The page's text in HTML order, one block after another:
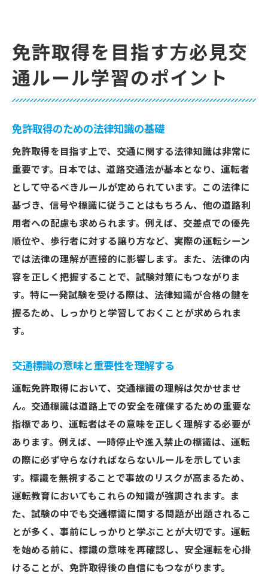
免許取得を目指す方必見交
通ルール学習のポイント
免許取得のための法律知識の基礎
免許取得を目指す上で、交通に関する法律知識は非常に
重要です。日本では、道路交通法が基本となり、運転者
として守るべきルールが定められています。この法律に
基づき、信号や標識に従うことはもちろん、他の道路利
用者への配慮も求められます。例えば、交差点での優先
順位や、歩行者に対する譲り方など、実際の運転シーン
では法律の理解が直接的に影響します。また、法律の内
容を正しく把握することで、試験対策にもつながりま
す。特に一発試験を受ける際は、法律知識が合格の鍵を
握るため、しっかりと学習しておくことが求められま
す。
交通標識の意味と重要性を理解する
運転免許取得において、交通標識の理解は欠かせませ
ん。交通標識は道路上での安全を確保するための重要な
指標であり、運転者はその意味を正しく理解する必要が
あります。例えば、一時停止や進入禁止の標識は、運転
の際に必ず守らなければならないルールを示していま
す。標識を無視することで事故のリスクが高まるため、
運転教育においてもこれらの知識が強調されます。ま
た、試験の中でも交通標識に関する問題が出題されるこ
とが多く、事前にしっかりと学ぶことが大切です。運転
を始める前に、標識の意味を再確認し、安全運転を心掛
けることが、免許取得後の自信にもつながります。